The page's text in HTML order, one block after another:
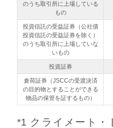
のうち取引所に上場している
もの
投資信託の受益証券（公社債
投資信託の受益証券を除く）
のうち取引所に上場していな
いもの
投資証券
倉荷証券（JSCCの受渡決済
の目的物とすることができる
物品の保管を証するもの）
*1 クライメート・